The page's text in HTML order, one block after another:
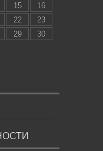
15
16
22
23
29
30